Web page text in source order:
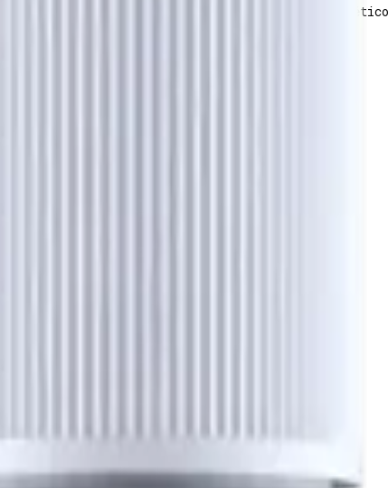
al nivel efectivo, no al mínimo
de DHT a nivel local.
capilar desde la raíz hacia la punta.
folicular crónica.